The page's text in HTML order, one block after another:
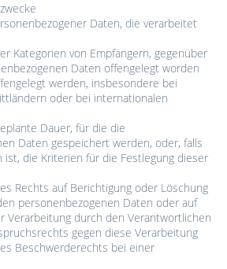
Daten, die verarbeitet
Kategorien von Empfängern, gegenüber
Daten offengelegt worden
werden, insbesondere bei
oder bei internationalen
Dauer, für die die
Daten gespeichert werden, oder, falls
ist, die Kriterien für die Festlegung dieser
Rechts auf Berichtigung oder Löschung
personenbezogenen Daten oder auf
Verarbeitung durch den Verantwortlichen
gegen diese Verarbeitung
Beschwerderechts bei einer